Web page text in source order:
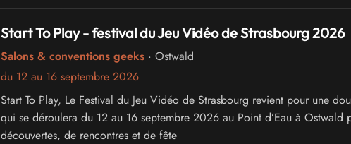
Start To Play - festival du Jeu Vidéo de Strasbourg 2026
Salons & conventions geeks· Ostwald
du 12 au 16 septembre 2026
Start To Play, Le Festival du Jeu Vidéo de Strasbourg revient pour une
qui se déroulera du 12 au 16 septembre 2026 au Point d’Eau à Ostwald
découvertes, de rencontres et de fête